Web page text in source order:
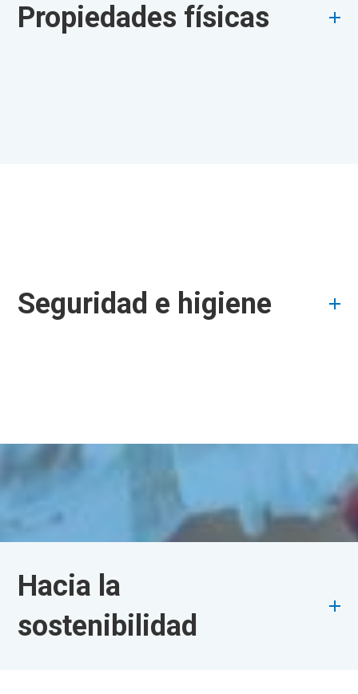
Propiedades físicas
Seguridad e higiene
Hacia la
sostenibilidad